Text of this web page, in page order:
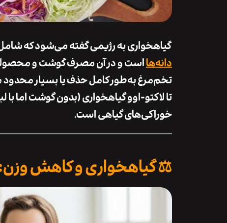
گیاهخواری به رژیمی گفته می‌شود که
دانه‌هااست و در آن مصرف گوشت و
تخم‌مرغ به‌طور کامل حذف یا بسیار
تالاکتو-اوو گیاهخواری (بدون گوشت اما با
خوراکی‌های گیاهی است.
⚖️ گیاهخواری و کاهش